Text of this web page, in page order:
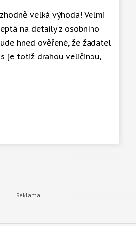
velká výhoda! Velmi
na detaily z osobního
hned ověřené, že žadatel
je totiž drahou veličinou,